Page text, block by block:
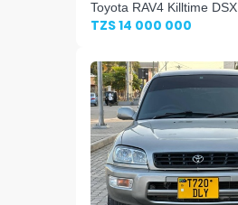
Toyota RAV4 Killtime DSX
TZS 14 000 000